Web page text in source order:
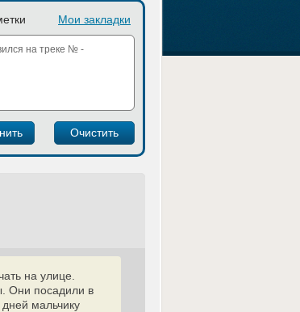
Мои закладки
на улице.
Они посадили в
мальчику